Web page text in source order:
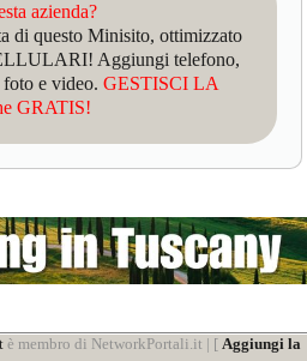
azienda?
di questo Minisito, ottimizzato
Aggiungi telefono,
foto e video.GESTISCI LA
GRATIS!
è membro di NetworkPortali.it | [ Aggiungi la